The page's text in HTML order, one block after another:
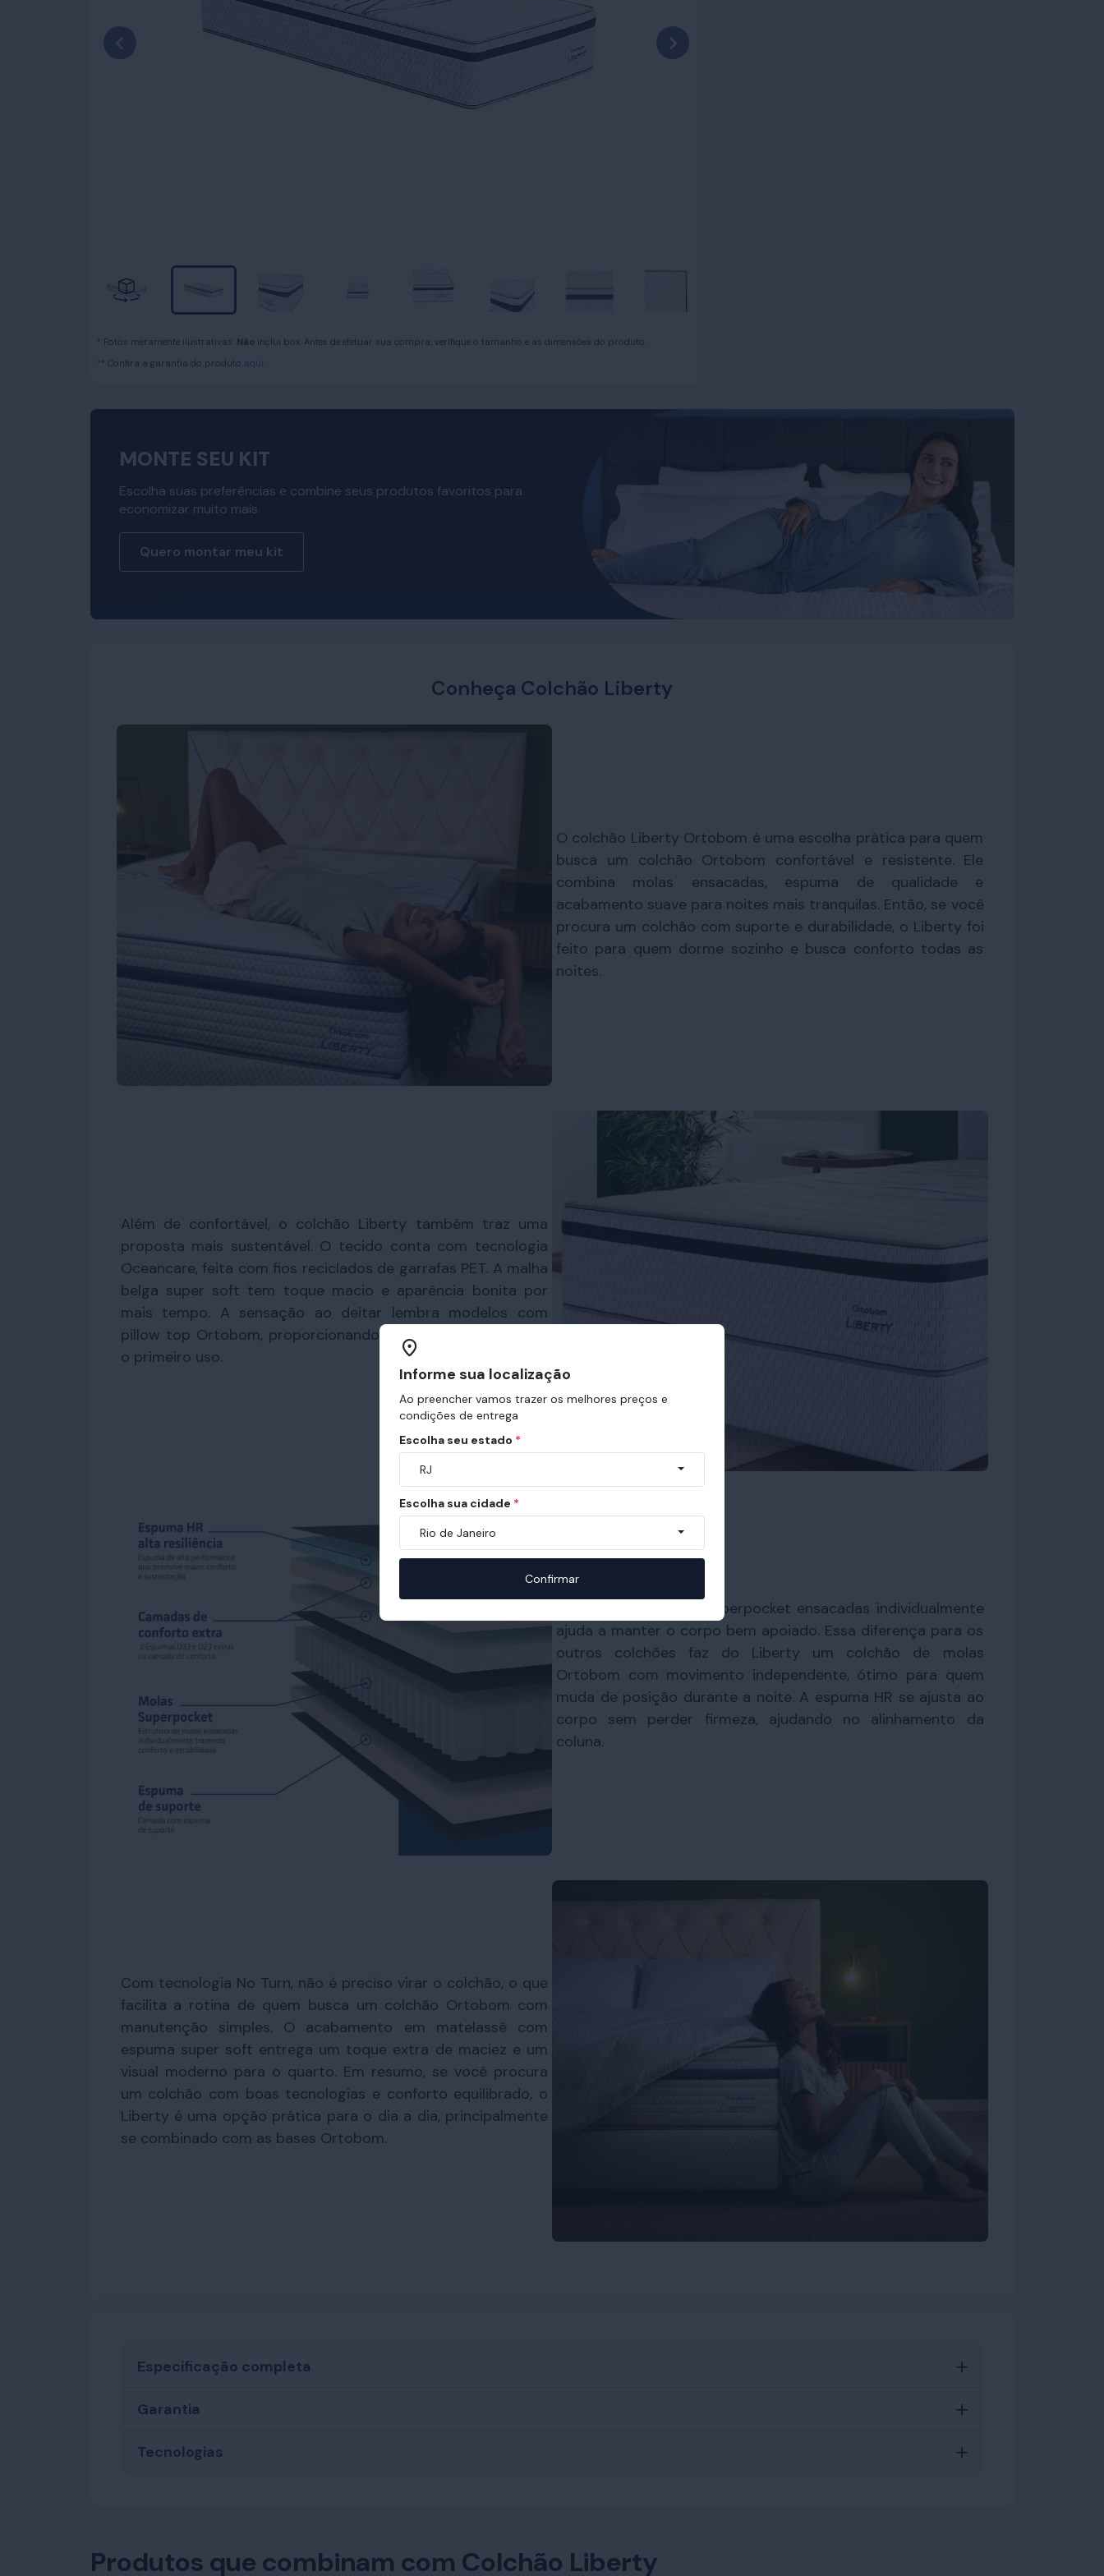
* Fotos meramente ilustrativas: Não inclui box. Antes de efetuar sua compra, verifique o tamanho e as dimensões do produto.
** Confira a garantia do produto aqui.
MONTE SEU KIT
Escolha suas preferências e combine seus produtos favoritos para
economizar muito mais.
Quero montar meu kit
Conheça Colchão Liberty
O colchão Liberty Ortobom é uma escolha prática para quem
busca um colchão Ortobom confortável e resistente. Ele
combina molas ensacadas, espuma de qualidade e
acabamento suave para noites mais tranquilas. Então, se você
procura um colchão com suporte e durabilidade, o Liberty foi
feito para quem dorme sozinho e busca conforto todas as
noites.
Além de confortável, o colchão Liberty também traz uma
proposta mais sustentável. O tecido conta com tecnologia
Oceancare, feita com fios reciclados de garrafas PET. A malha
belga super soft tem toque macio e aparência bonita por
mais tempo. A sensação ao deitar lembra modelos com
pillow top Ortobom, proporcionando mais aconchego desde
o primeiro uso.
O sistema de molas superpocket ensacadas individualmente
ajuda a manter o corpo bem apoiado. Essa diferença para os
outros colchões faz do Liberty um colchão de molas
Ortobom com movimento independente, ótimo para quem
muda de posição durante a noite. A espuma HR se ajusta ao
corpo sem perder firmeza, ajudando no alinhamento da
coluna.
Com tecnologia No Turn, não é preciso virar o colchão, o que
facilita a rotina de quem busca um colchão Ortobom com
manutenção simples. O acabamento em matelassê com
espuma super soft entrega um toque extra de maciez e um
visual moderno para o quarto. Em resumo, se você procura
um colchão com boas tecnologias e conforto equilibrado, o
Liberty é uma opção prática para o dia a dia, principalmente
se combinado com as bases Ortobom.
Especificação completa
Garantia
Tecnologias
Produtos que combinam com Colchão Liberty
Informe sua localização
Ao preencher vamos trazer os melhores preços e
condições de entrega
Escolha seu estado *
RJ
Escolha sua cidade *
Rio de Janeiro
Confirmar